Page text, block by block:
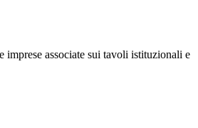
imprese associate sui tavoli istituzionali e